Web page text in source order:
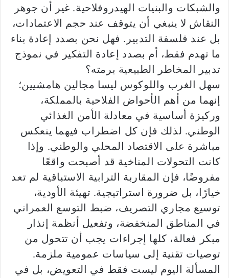
والشبكات والبنيات الهيدروفلاحية. غير أن جوهر
النقاش لا ينبغي أن يتوقف عند حجم الاعتمادات،
بل عند فلسفة التدبير. فهل نحن بصدد إعادة بناء
ما تهدم فقط، أم بصدد إعادة التفكير في نموذج
تدبير المخاطر الطبيعية برمته؟
سهل الغرب واللوكوس ليسا مجالين هامشيين؛
إنهما من أهم الأحواض الفلاحية بالمملكة،
وركيزة أساسية في معادلة الأمن الغذائي
الوطني. لذلك فإن كل اضطراب فيهما ينعكس
مباشرة على الاقتصاد المحلي والوطني. وإذا
كانت التحولات المناخية قد أصبحت واقعًا
مفروضًا، فإن المقاربة الترابية الاستباقية لم تعد
خيارًا، بل ضرورة استراتيجية. تهيئة الأودية،
توسيع مجاري التصريف، ضبط التوسع العمراني
في المناطق المنخفضة، وتفعيل أنظمة إنذار
مبكر فعالة، كلها إجراءات يجب أن تتحول من
توصيات تقنية إلى سياسات عمومية ملزمة.
المسألة اليوم ليست فقط في التعويض، بل في